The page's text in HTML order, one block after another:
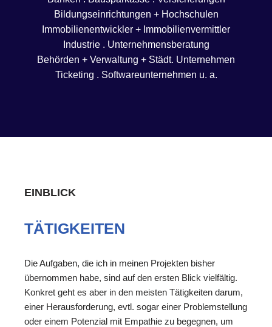
Bildungseinrichtungen + Hochschulen
Immobilienentwickler + Immobilienvermittler
Industrie . Unternehmensberatung
Behörden + Verwaltung + Städt. Unternehmen
Ticketing . Softwareunternehmen u. a.
EINBLICK
TÄTIGKEITEN
Die Aufgaben, die ich in meinen Projekten bisher
übernommen habe, sind auf den ersten Blick vielfältig.
Konkret geht es aber in den meisten Tätigkeiten darum,
einer Herausforderung, evtl. sogar einer Problemstellung
oder einem Potenzial mit Empathie zu begegnen, um